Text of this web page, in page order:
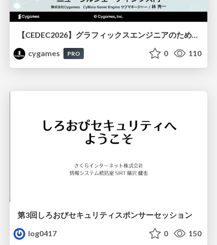
cygames
PRO 0 110
第3回しろおびセキュリティスポンサーセッション
log0417
0 150